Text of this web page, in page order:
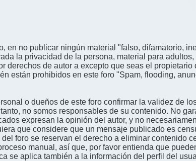
en no publicar ningún material "falso, difamatorio,
la privacidad de la persona, material para
derechos de autor a excepto que seas el
están prohibidos en este foro "Spam, flooding,
o dueños de este foro confirmar la validez de
no somos responsables de su contenido. No
expresan la opinión del autor, y no
que considere que un mensaje publicado es
foro se reservan el derecho a eliminar contenido
manual, así que, por favor entienda que
se aplica también a la información del perfil del